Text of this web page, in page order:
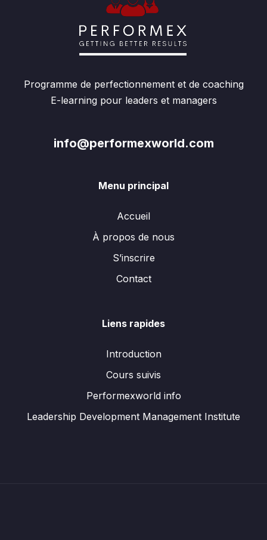
Programme de perfectionnement et de coaching
E-learning pour leaders et managers
info@performexworld.com
Menu principal
Accueil
À propos de nous
S’inscrire
Contact
Liens rapides
Introduction
Cours suivis
Performexworld info
Leadership Development Management Institute